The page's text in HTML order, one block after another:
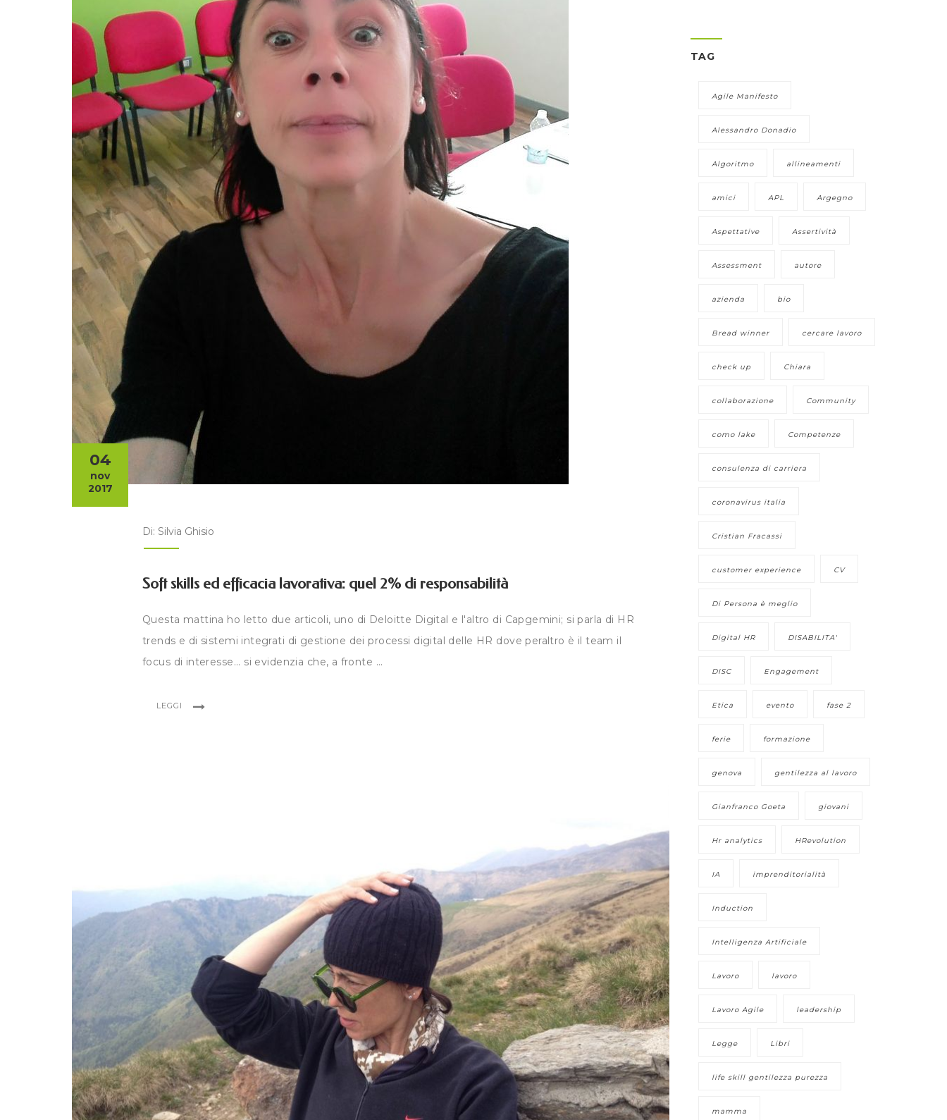
04
nov
2017
Di: Silvia Ghisio
Soft skills ed efficacia lavorativa: quel 2% di responsabilità
Questa mattina ho letto due articoli, uno di Deloitte Digital e l'altro di Capgemini; si parla di HR
trends e di sistemi integrati di gestione dei processi digital delle HR dove peraltro è il team il
focus di interesse... si evidenzia che, a fronte ...
LEGGI
TAG
Agile Manifesto
Alessandro Donadio
Algoritmo allineamenti
amici APL Argegno
Aspettative Assertività
Assessment autore
azienda bio
Bread winner cercare lavoro
check up Chiara
collaborazione Community
como lake Competenze
consulenza di carriera
coronavirus italia
Cristian Fracassi
customer experience CV
Di Persona è meglio
Digital HR DISABILITA'
DISC Engagement
Etica evento fase 2
ferie formazione
genova gentilezza al lavoro
Gianfranco Goeta giovani
Hr analytics HRevolution
IA imprenditorialità
Induction
Intelligenza Artificiale
Lavoro lavoro
Lavoro Agile leadership
Legge Libri
life skill gentilezza purezza
mamma